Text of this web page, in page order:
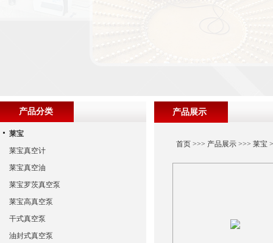
产品展示
首页>>> 产品展示>>> 莱宝
产品分类
莱宝
莱宝真空计
莱宝真空油
莱宝罗茨真空泵
莱宝高真空泵
干式真空泵
油封式真空泵